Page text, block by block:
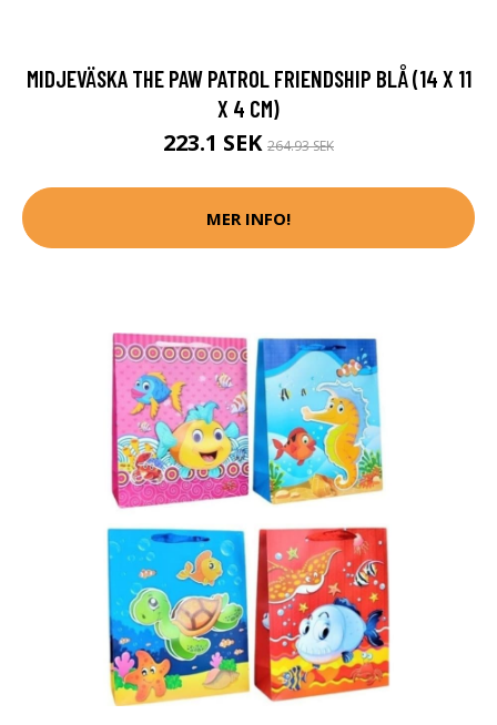
MIDJEVÄSKA THE PAW PATROL FRIENDSHIP BLÅ (14 X 11
X 4 CM)
223.1 SEK 264.93 SEK
MER INFO!